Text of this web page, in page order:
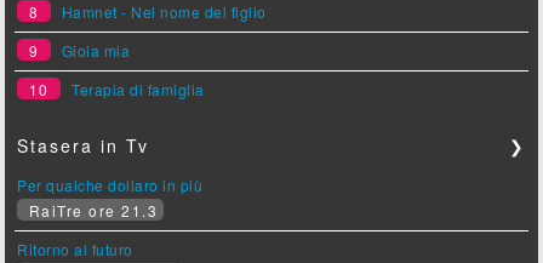
8
Hamnet - Nel nome del figlio
9
Gioia mia
10
Terapia di famiglia
Stasera in Tv ❯
Per qualche dollaro in più
RaiTre ore 21.3
Ritorno al futuro